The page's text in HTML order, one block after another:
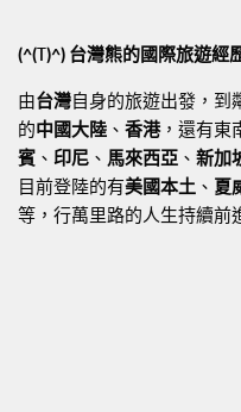
(^(T)^) 台灣熊的國際旅遊經
由台灣自身的旅遊出發，到
的中國大陸 、 香港，還有東
賓 、 印尼 、 馬來西亞 、 新加
目前登陸的有美國本土 、 夏
等，行萬里路的人生持續前